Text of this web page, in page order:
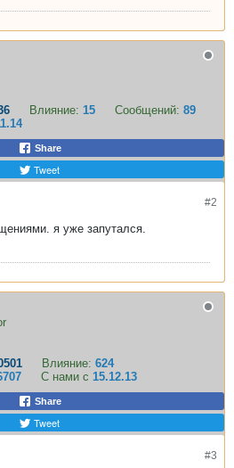
Влияние: 15 Сообщений: 89
Share
Tweet
#2
я уже запутался.
Влияние: 624
С нами с 15.12.13
Share
Tweet
#3